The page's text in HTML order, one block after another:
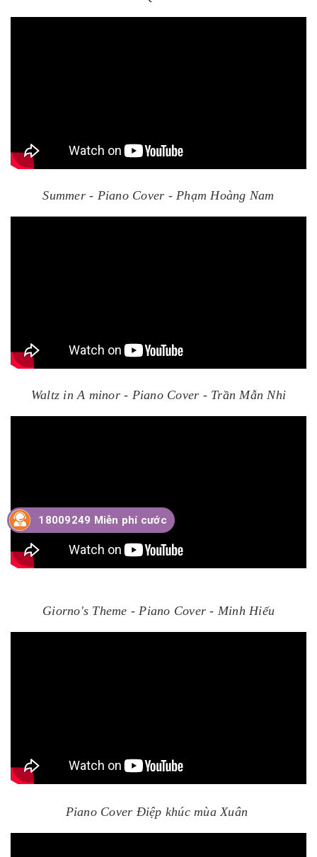
Summer - Piano Cover - Phạm Hoàng Nam
Waltz in A minor - Piano Cover - Trần Mẫn Nhi
Giorno's Theme - Piano Cover - Minh Hiếu
Piano Cover Điệp khúc mùa Xuân
18009249 Miễn phí cước